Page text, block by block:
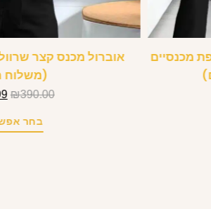
מכנסיים
אוברול מכנס קצר
(משלוח
₪390.00
בחר